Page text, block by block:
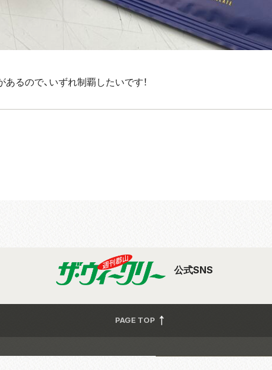
るので、いずれ制覇したいです！
公式SNS
PAGE TOP